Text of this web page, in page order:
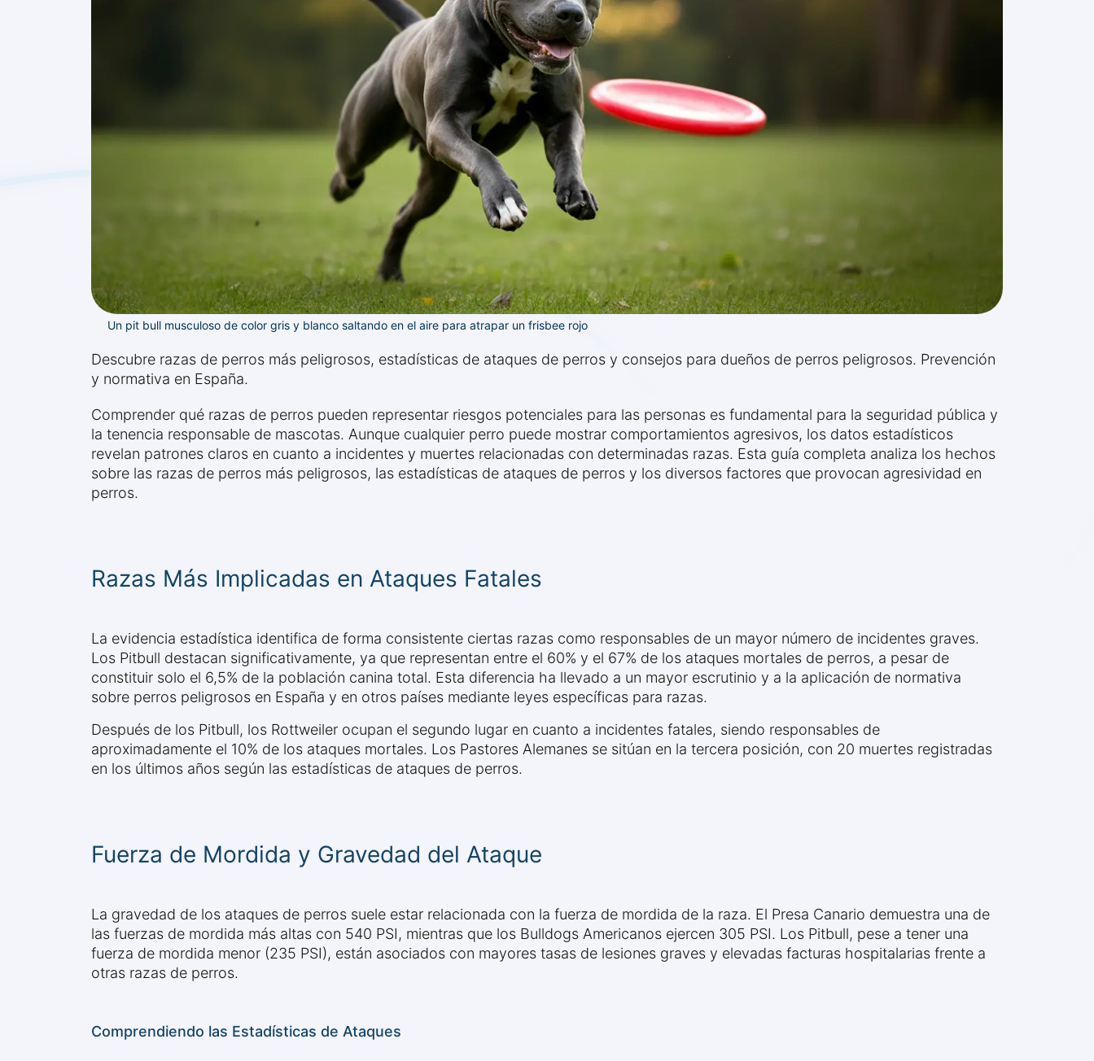
Un pit bull musculoso de color gris y blanco saltando en el aire para atrapar un frisbee rojo
Descubre razas de perros más peligrosos, estadísticas de ataques de perros y consejos para dueños de perros peligrosos. Prevención
y normativa en España.
Comprender qué razas de perros pueden representar riesgos potenciales para las personas es fundamental para la seguridad pública y
la tenencia responsable de mascotas. Aunque cualquier perro puede mostrar comportamientos agresivos, los datos estadísticos
revelan patrones claros en cuanto a incidentes y muertes relacionadas con determinadas razas. Esta guía completa analiza los hechos
sobre las razas de perros más peligrosos, las estadísticas de ataques de perros y los diversos factores que provocan agresividad en
perros.
Razas Más Implicadas en Ataques Fatales
La evidencia estadística identifica de forma consistente ciertas razas como responsables de un mayor número de incidentes graves.
Los Pitbull destacan significativamente, ya que representan entre el 60% y el 67% de los ataques mortales de perros, a pesar de
constituir solo el 6,5% de la población canina total. Esta diferencia ha llevado a un mayor escrutinio y a la aplicación de normativa
sobre perros peligrosos en España y en otros países mediante leyes específicas para razas.
Después de los Pitbull, los Rottweiler ocupan el segundo lugar en cuanto a incidentes fatales, siendo responsables de
aproximadamente el 10% de los ataques mortales. Los Pastores Alemanes se sitúan en la tercera posición, con 20 muertes registradas
en los últimos años según las estadísticas de ataques de perros.
Fuerza de Mordida y Gravedad del Ataque
La gravedad de los ataques de perros suele estar relacionada con la fuerza de mordida de la raza. El Presa Canario demuestra una de
las fuerzas de mordida más altas con 540 PSI, mientras que los Bulldogs Americanos ejercen 305 PSI. Los Pitbull, pese a tener una
fuerza de mordida menor (235 PSI), están asociados con mayores tasas de lesiones graves y elevadas facturas hospitalarias frente a
otras razas de perros.
Comprendiendo las Estadísticas de Ataques